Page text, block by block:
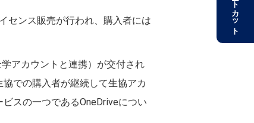
センス販売が行われ、購入者には
アカウントと連携）が交付され
での購入者が継続して生協アカ
スの一つであるOneDriveについ